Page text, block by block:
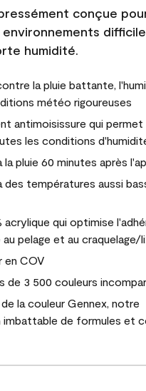
conçue
humidité.
la pluie battante,
météo rigoureuses
antimoisissure qui permet
les conditions
la pluie 60 minutes après
des températures aussi
acrylique qui optimise
pelage et au craquelage/
en COV
de 3 500 couleurs
la couleur Gennex, notre
imbattable de formules et